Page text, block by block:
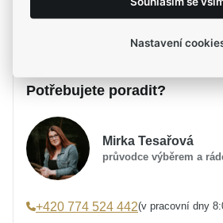
Parametry a
Určení
Materiál
Stříbro
Značka
Typ náušnic
Pecky
Potřebujete poradit?
Mirka Tesařová
průvodce výběrem a
+420 774 524 442(v pracovní dny
Nastavení